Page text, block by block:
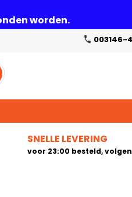
worden.
003146-
SNELLE LEVERING
voor 23:00 besteld,